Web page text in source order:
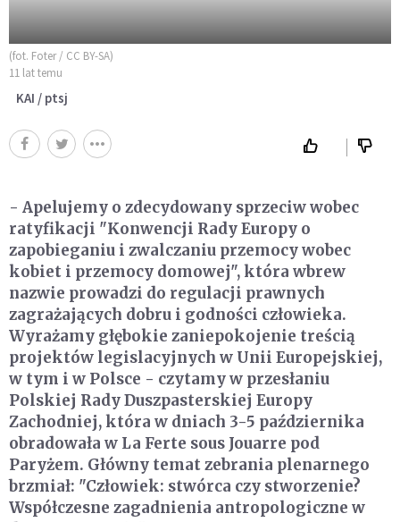
(fot. Foter / CC BY-SA)
11 lat temu
KAI / ptsj
- Apelujemy o zdecydowany sprzeciw wobec
ratyfikacji "Konwencji Rady Europy o
zapobieganiu i zwalczaniu przemocy wobec
kobiet i przemocy domowej", która wbrew
nazwie prowadzi do regulacji prawnych
zagrażających dobru i godności człowieka.
Wyrażamy głębokie zaniepokojenie treścią
projektów legislacyjnych w Unii Europejskiej,
w tym i w Polsce - czytamy w przesłaniu
Polskiej Rady Duszpasterskiej Europy
Zachodniej, która w dniach 3-5 października
obradowała w La Ferte sous Jouarre pod
Paryżem. Główny temat zebrania plenarnego
brzmiał: "Człowiek: stwórca czy stworzenie?
Współczesne zagadnienia antropologiczne w